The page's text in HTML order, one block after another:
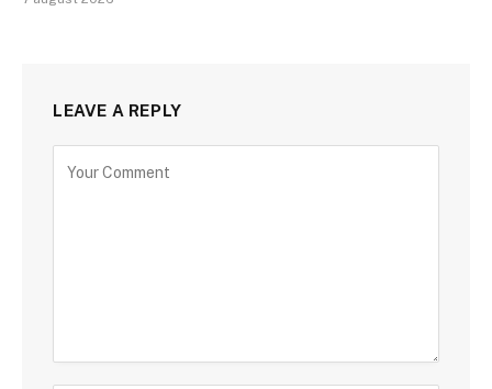
LEAVE A REPLY